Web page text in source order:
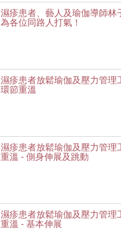
濕疹患者、藝人及瑜伽導師林
為各位同路人打氣！
濕疹患者放鬆瑜伽及壓力管理
環節重溫
濕疹患者放鬆瑜伽及壓力管理
重溫 - 側身伸展及跳動
濕疹患者放鬆瑜伽及壓力管理
重溫 - 基本伸展